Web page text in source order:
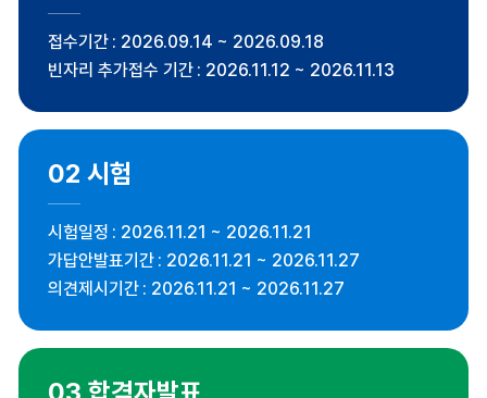
접수기간
2026.09.14 ~ 2026.09.18
빈자리 추가접수 기간
2026.11.12 ~ 2026.11.13
02 시험
시험일정
2026.11.21 ~ 2026.11.21
가답안발표기간
2026.11.21 ~ 2026.11.27
의견제시기간
2026.11.21 ~ 2026.11.27